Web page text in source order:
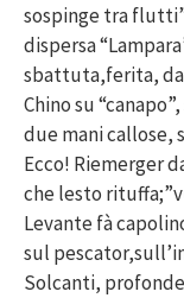
sospinge tra
dispersa
sbattuta,ferita,
Chino su
due mani callose,
Ecco! Riemerger
che lesto
Levante fà
sul
Solcanti,